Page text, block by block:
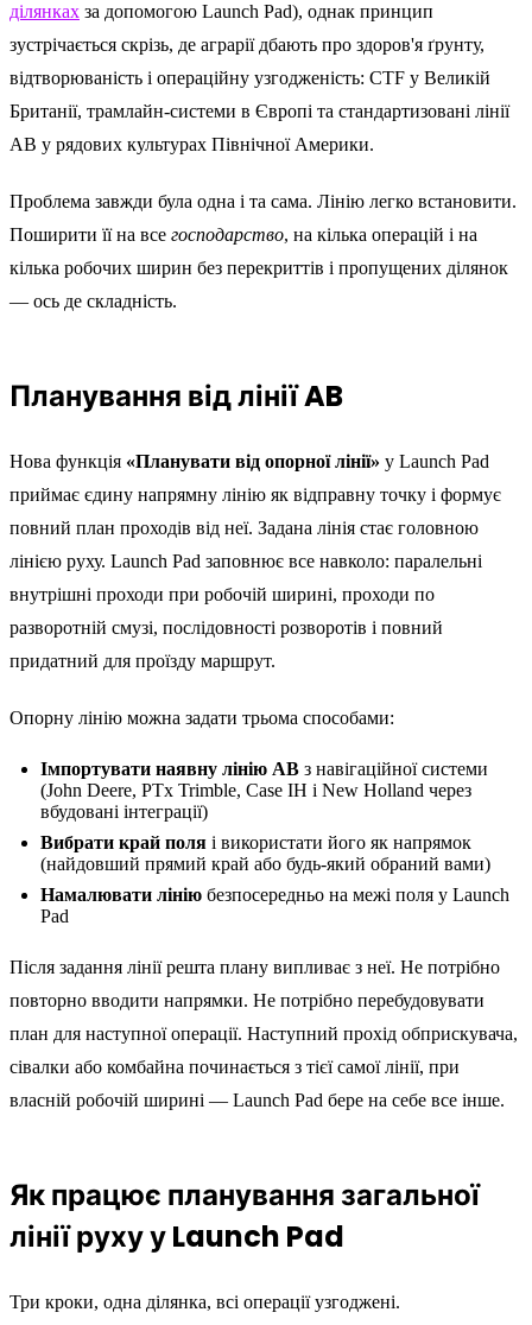
ділянках за допомогою Launch Pad), однак принцип
зустрічається скрізь, де аграрії дбають про здоров'я ґрунту,
відтворюваність і операційну узгодженість: CTF у Великій
Британії, трамлайн-системи в Європі та стандартизовані лінії
AB у рядових культурах Північної Америки.
Проблема завжди була одна і та сама. Лінію легко встановити.
Поширити її на все господарство, на кілька операцій і на
кілька робочих ширин без перекриттів і пропущених ділянок
— ось де складність.
Планування від лінії AB
Нова функція «Планувати від опорної лінії» у Launch Pad
приймає єдину напрямну лінію як відправну точку і формує
повний план проходів від неї. Задана лінія стає головною
лінією руху. Launch Pad заповнює все навколо: паралельні
внутрішні проходи при робочій ширині, проходи по
разворотній смузі, послідовності розворотів і повний
придатний для проїзду маршрут.
Опорну лінію можна задати трьома способами:
Імпортувати наявну лінію AB з навігаційної системи
(John Deere, PTx Trimble, Case IH і New Holland через
вбудовані інтеграції)
Вибрати край поля і використати його як напрямок
(найдовший прямий край або будь-який обраний вами)
Намалювати лінію безпосередньо на межі поля у Launch
Pad
Після задання лінії решта плану випливає з неї. Не потрібно
повторно вводити напрямки. Не потрібно перебудовувати
план для наступної операції. Наступний прохід обприскувача,
сівалки або комбайна починається з тієї самої лінії, при
власній робочій ширині — Launch Pad бере на себе все інше.
Як працює планування загальної
лінії руху у Launch Pad
Три кроки, одна ділянка, всі операції узгоджені.